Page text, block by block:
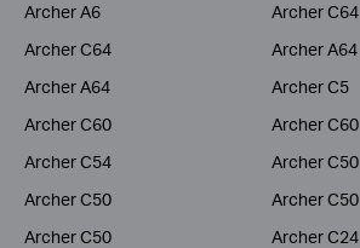
Archer A6
Archer C64
Archer C64
Archer A64
Archer A64
Archer C5
Archer C60
Archer C60
Archer C54
Archer C50
Archer C50
Archer C50
Archer C50
Archer C24